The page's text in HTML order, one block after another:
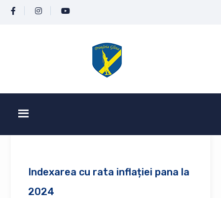
Indexarea cu rata inflației pana la
2024